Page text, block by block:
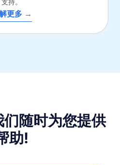
支持。
更多 →
随时为您提供
助!